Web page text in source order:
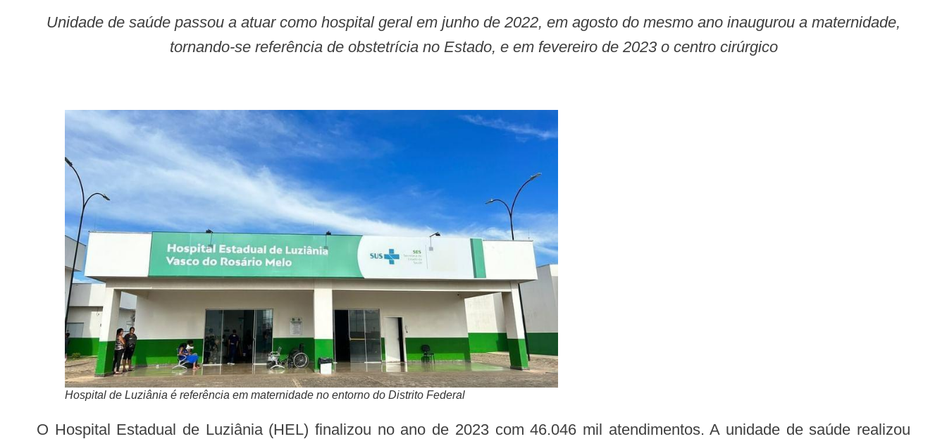
Unidade de saúde passou a atuar como hospital geral em junho de 2022, em agosto do mesmo ano inaugurou a maternidade,
tornando-se referência de obstetrícia no Estado, e em fevereiro de 2023 o centro cirúrgico
Hospital de Luziânia é referência em maternidade no entorno do Distrito Federal
O Hospital Estadual de Luziânia (HEL) finalizou no ano de 2023 com 46.046 mil atendimentos. A unidade de saúde realizou